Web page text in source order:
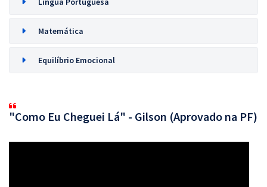
Matemática
Equilíbrio Emocional
"Como Eu Cheguei Lá" - Gilson (Aprovado na PF)